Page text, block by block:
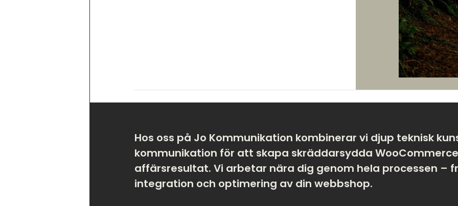
Hos oss på Jo Kommunikation kombinerar vi djup teknisk
kommunikation för att skapa skräddarsydda
affärsresultat. Vi arbetar nära dig genom hela processen –
integration och optimering av din webbshop.